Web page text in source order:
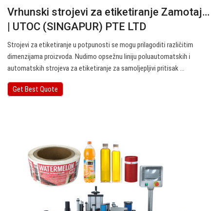
Vrhunski strojevi za etiketiranje Zamotaj…
| UTOC (SINGAPUR) PTE LTD
Strojevi za etiketiranje u potpunosti se mogu prilagoditi različitim
dimenzijama proizvoda. Nudimo opsežnu liniju poluautomatskih i
automatskih strojeva za etiketiranje za samoljepljivi pritisak ...
Get Best Quote